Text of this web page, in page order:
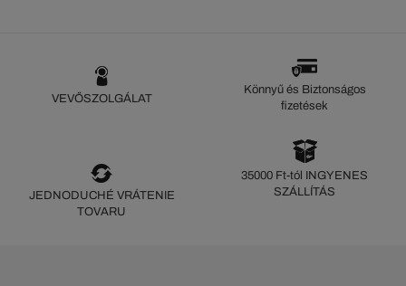
VEVŐSZOLGÁLAT
Könnyű és Biztonságos
fizetések
JEDNODUCHÉ VRÁTENIE
TOVARU
35000 Ft-tól INGYENES
SZÁLLÍTÁS